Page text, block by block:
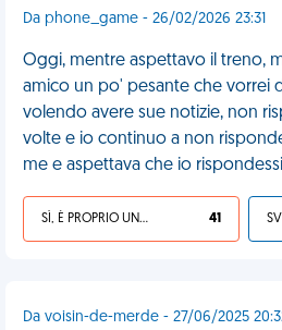
Da phone_game - 26/02/2026 23:31
Oggi, mentre aspettavo il treno,
amico un po' pesante che vorrei
volendo avere sue notizie, non
volte e io continuo a non
me e aspettava che io
SÌ, È PROPRIO UNA VDM! 41
Da voisin-de-merde - 27/06/2025